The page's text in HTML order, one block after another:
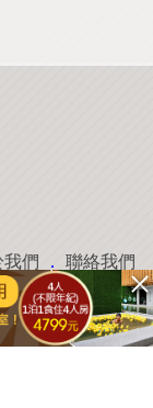
我們 ． 聯絡我們
景點． APP下載